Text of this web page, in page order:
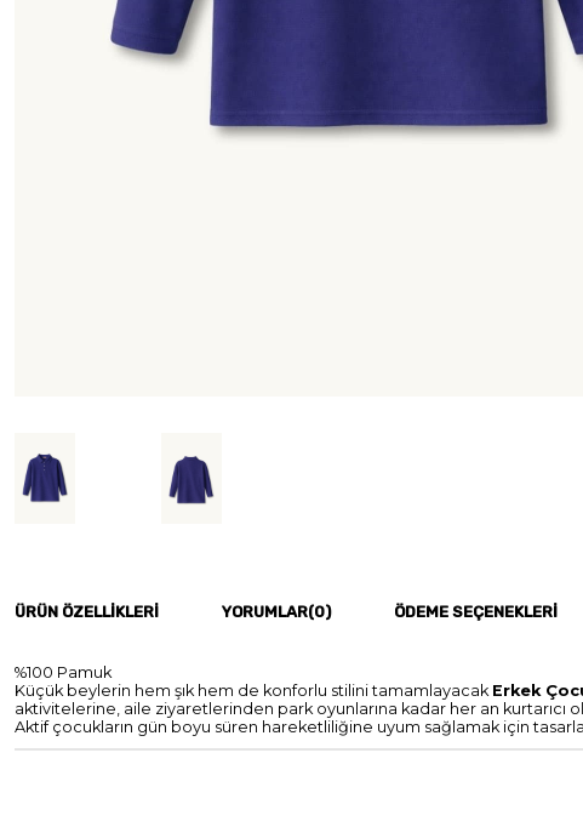
ÜRÜN ÖZELLIKLERI YORUMLAR(0) ÖDEME SEÇENEKLERI
%100 Pamuk
Küçük beylerin hem şık hem de konforlu stilini tamamlayacak Erkek
aktivitelerine, aile ziyaretlerinden park oyunlarına kadar her an kurtarıcı
Aktif çocukların gün boyu süren hareketliliğine uyum sağlamak için